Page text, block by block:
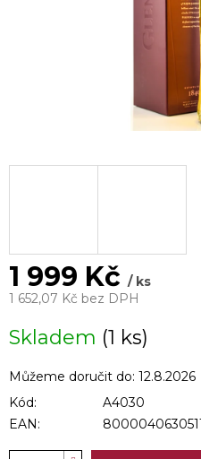
1 999 Kč/ ks
1 652,07 Kč bez DPH
cena:
Skladem (1 ks)
Můžeme doručit do: 12.8.2026
Kód:
A4030
EAN:
8000040630511